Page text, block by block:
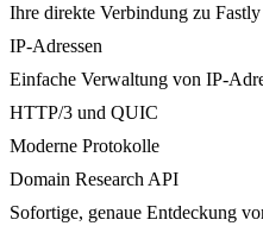
Ihre direkte Verbindung zu Fastly
IP-Adressen
Einfache Verwaltung von IP-
HTTP/3 und QUIC
Moderne Protokolle
Domain Research API
Sofortige, genaue Entdeckung